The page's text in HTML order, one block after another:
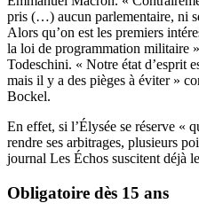
pris (…) aucun parlementaire, ni
Alors qu’on est les premiers
la loi de programmation militaire
Todeschini. « Notre état d’esprit
mais il y a des pièges à éviter »
Bockel.
En effet, si l’Élysée se réserve «
rendre ses arbitrages, plusieurs
journal Les Échos suscitent déjà
Obligatoire dès 15 ans